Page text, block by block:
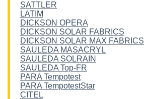
SATTLER
LATIM
DICKSON OPERA
DICKSON SOLAR FABRICS
DICKSON SOLAR MAX FABRICS
SAULEDA MASACRYL
SAULEDA SOLRAIN
SAULEDA Top-FR
PARA Tempotest
PARA TempotestStar
CITEL